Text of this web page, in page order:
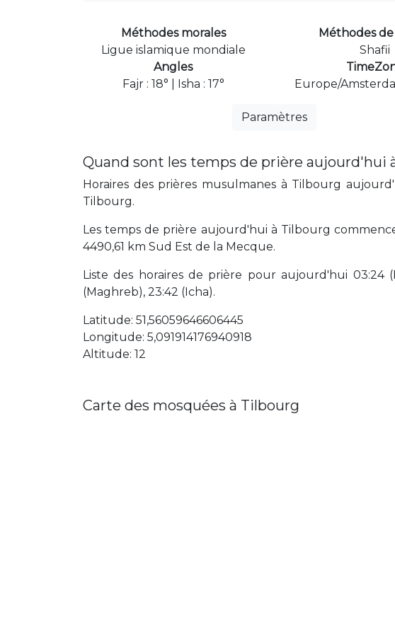
Méthodes morales
Ligue islamique mondiale
Méthodes de
Shafii
Angles
Fajr : 18° | Isha : 17°
Europe/
Paramètres
Quand sont les temps de prière aujourd'hui
Horaires des prières musulmanes à Tilbourg
Tilbourg.
Les temps de prière aujourd'hui à Tilbourg
4490,61 km Sud Est de la Mecque.
Liste des horaires de prière pour aujourd'hui 03:24
(Maghreb), 23:42 (Icha).
Latitude: 51,56059646606445
Longitude: 5,091914176940918
Altitude: 12
Carte des mosquées à Tilbourg